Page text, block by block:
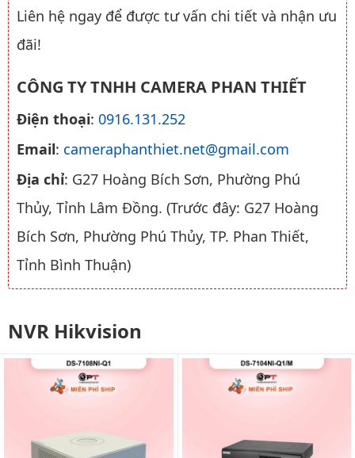
Liên hệ ngay để được tư vấn chi tiết và nhận ưu
đãi!
CÔNG TY TNHH CAMERA PHAN THIẾT
Điện thoại: 0916.131.252
Email: cameraphanthiet.net@gmail.com
Địa chỉ: G27 Hoàng Bích Sơn, Phường Phú
Thủy, Tỉnh Lâm Đồng. (Trước đây: G27 Hoàng
Bích Sơn, Phường Phú Thủy, TP. Phan Thiết,
Tỉnh Bình Thuận)
NVR Hikvision